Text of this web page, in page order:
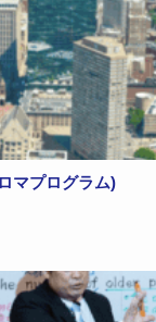
マプログラム)